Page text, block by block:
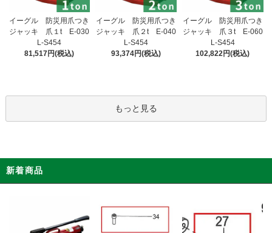
イーグル 防災用爪つき
ジャッキ 爪１t E-030
L-S454
81,517円(税込)
イーグル 防災用爪つき
ジャッキ 爪２t E-040
L-S454
93,374円(税込)
イーグル 防災用爪つき
ジャッキ 爪３t E-060
L-S454
102,822円(税込)
もっと見る
新着商品